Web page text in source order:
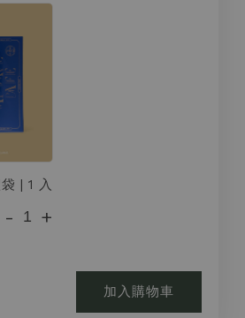
| 1 入
- +
加入購物車